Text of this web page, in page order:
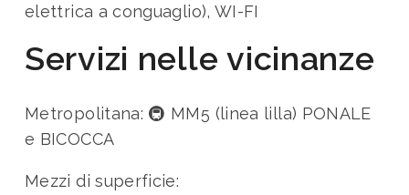
elettrica a conguaglio), WI-FI
Servizi nelle vicinanze
Metropolitana: 🚇 MM5 (linea lilla) PONALE
e BICOCCA
Mezzi di superficie: